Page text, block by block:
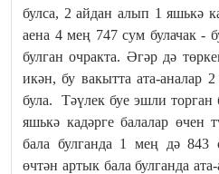
булса, 2 айдан алып 1 яшькә
аена 4 мең 747 сум булачак -
булган очракта. Әгәр дә
икән, бу вакытта ата-аналар
була. Тәүлек буе эшли торган
яшькә кадәрге балалар өчен
бала булганда 1 мең дә 843
өчтән артык бала булганда